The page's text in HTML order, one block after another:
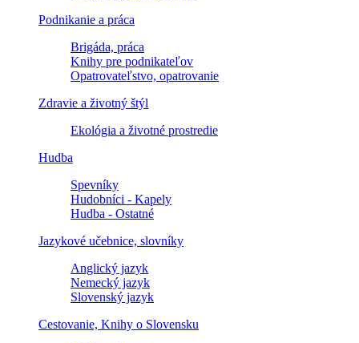
Podnikanie a práca
Brigáda, práca
Knihy pre podnikateľov
Opatrovateľstvo, opatrovanie
Zdravie a životný štýl
Ekológia a životné prostredie
Hudba
Spevníky
Hudobníci - Kapely
Hudba - Ostatné
Jazykové učebnice, slovníky
Anglický jazyk
Nemecký jazyk
Slovenský jazyk
Cestovanie, Knihy o Slovensku